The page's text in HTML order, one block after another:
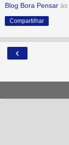
Blog Bora Pensar às
Compartilhar
‹